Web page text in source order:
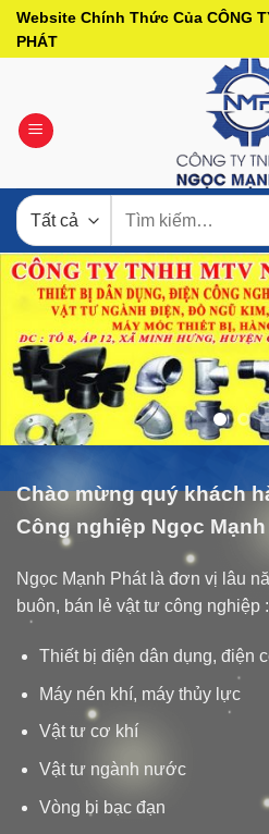
Bỏ
qua
Website Chính Thức Của CÔNG
PHÁT
kiếm:
Chào mừng quý khách
Công nghiệp Ngọc Mạnh
Ngọc Mạnh Phát là đơn vị lâu
buôn, bán lẻ vật tư công nghiệp :
Thiết bị điện dân dụng, điện
Máy nén khí, máy thủy lực
Vật tư cơ khí
Vật tư ngành nước
Vòng bi bạc đạn